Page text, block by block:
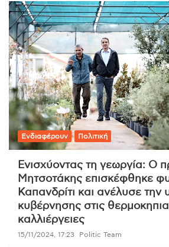
Ενδιαφέρουν Πολιτική
Ενισχύοντας τη γεωργία: Ο
Μητσοτάκης επισκέφθηκε
Καπανδρίτι και ανέλυσε την
κυβέρνησης στις
καλλιέργειες
15/11/2024, 17:23 Politic Team